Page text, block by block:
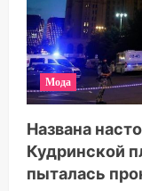
Мода
Названа
Кудринской
пыталась